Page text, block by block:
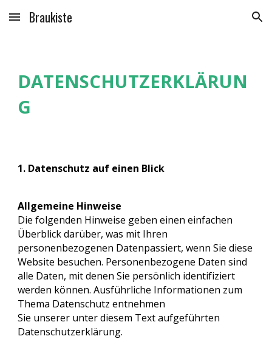
Skip to main content Skip to navigation
Braukiste
DATENSCHUTZERKLÄRUN
G
1. Datenschutz auf einen Blick
Allgemeine Hinweise
Die folgenden Hinweise geben einen einfachen
Überblick darüber, was mit Ihren
personenbezogenen Datenpassiert, wenn Sie diese
Website besuchen. Personenbezogene Daten sind
alle Daten, mit denen Sie persönlich identifiziert
werden können. Ausführliche Informationen zum
Thema Datenschutz entnehmen
Sie unserer unter diesem Text aufgeführten
Datenschutzerklärung.